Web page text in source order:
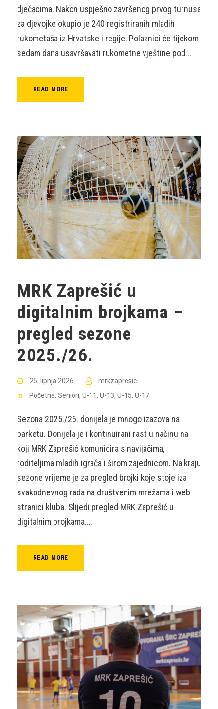
dječacima. Nakon uspješno završenog prvog turnusa
za djevojke okupio je 240 registriranih mladih
rukometaša iz Hrvatske i regije. Polaznici će tijekom
sedam dana usavršavati rukometne vještine pod...
READ MORE
MRK Zaprešić u
digitalnim brojkama –
pregled sezone
2025./26.
25. lipnja 2026
mrkzapresic
Početna, Seniori, U-11, U-13, U-15, U-17
Sezona 2025./26. donijela je mnogo izazova na
parketu. Donijela je i kontinuirani rast u načinu na
koji MRK Zaprešić komunicira s navijačima,
roditeljima mladih igrača i širom zajednicom. Na kraju
sezone vrijeme je za pregled brojki koje stoje iza
svakodnevnog rada na društvenim mrežama i web
stranici kluba. Slijedi pregled MRK Zaprešić u
digitalnim brojkama....
READ MORE